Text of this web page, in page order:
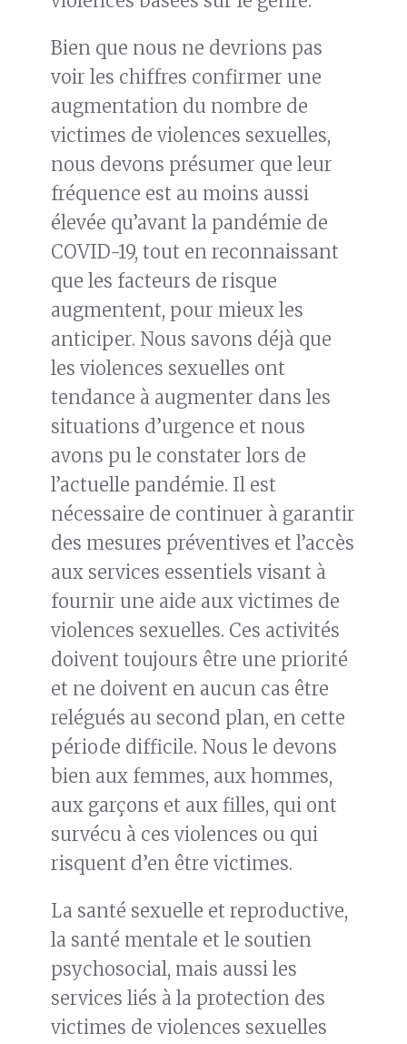
Bien que nous ne devrions pas
voir les chiffres confirmer une
augmentation du nombre de
victimes de violences sexuelles,
nous devons présumer que leur
fréquence est au moins aussi
élevée qu’avant la pandémie de
COVID-19, tout en reconnaissant
que les facteurs de risque
augmentent, pour mieux les
anticiper. Nous savons déjà que
les violences sexuelles ont
tendance à augmenter dans les
situations d’urgence et nous
avons pu le constater lors de
l’actuelle pandémie. Il est
nécessaire de continuer à garantir
des mesures préventives et l’accès
aux services essentiels visant à
fournir une aide aux victimes de
violences sexuelles. Ces activités
doivent toujours être une priorité
et ne doivent en aucun cas être
relégués au second plan, en cette
période difficile. Nous le devons
bien aux femmes, aux hommes,
aux garçons et aux filles, qui ont
survécu à ces violences ou qui
risquent d’en être victimes.
La santé sexuelle et reproductive,
la santé mentale et le soutien
psychosocial, mais aussi les
services liés à la protection des
victimes de violences sexuelles